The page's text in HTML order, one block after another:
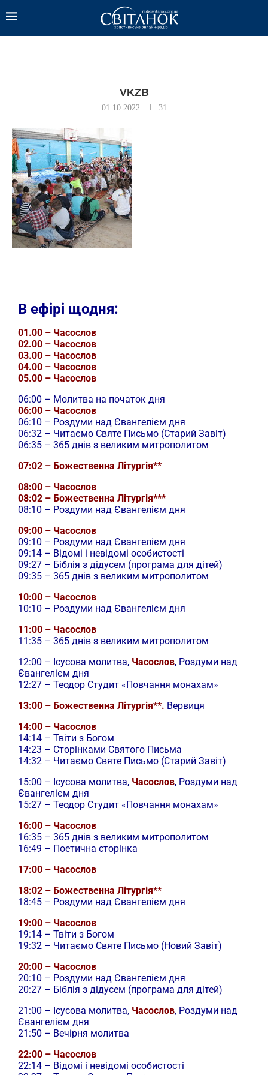
VKZB
01.10.2022 31
В ефірі щодня:
01.00 – Часослов
02.00 – Часослов
03.00 – Часослов
04.00 – Часослов
05.00 – Часослов
06:00 – Молитва на початок дня
06:00 – Часослов
06:10 – Роздуми над Євангелієм дня
06:32 – Читаємо Святе Письмо (Старий Завіт)
06:35 – 365 днів з великим митрополитом
07:02 – Божественна Літургія**
08:00 – Часослов
08:02 – Божественна Літургія***
08:10 – Роздуми над Євангелієм дня
09:00 – Часослов
09:10 – Роздуми над Євангелієм дня
09:14 – Відомі і невідомі особистості
09:27 – Біблія з дідусем (програма для дітей)
09:35 – 365 днів з великим митрополитом
10:00 – Часослов
10:10 – Роздуми над Євангелієм дня
11:00 – Часослов
11:35 – 365 днів з великим митрополитом
12:00 – Ісусова молитва, Часослов, Роздуми над
Євангелієм дня
12:27 – Теодор Студит «Повчання монахам»
13:00 – Божественна Літургія**. Вервиця
14:00 – Часослов
14:14 – Твіти з Богом
14:23 – Сторінками Святого Письма
14:32 – Читаємо Святе Письмо (Старий Завіт)
15:00 – Ісусова молитва, Часослов, Роздуми над
Євангелієм дня
15:27 – Теодор Студит «Повчання монахам»
16:00 – Часослов
16:35 – 365 днів з великим митрополитом
16:49 – Поетична сторінка
17:00 – Часослов
18:02 – Божественна Літургія**
18:45 – Роздуми над Євангелієм дня
19:00 – Часослов
19:14 – Твіти з Богом
19:32 – Читаємо Святе Письмо (Новий Завіт)
20:00 – Часослов
20:10 – Роздуми над Євангелієм дня
20:27 – Біблія з дідусем (програма для дітей)
21:00 – Ісусова молитва, Часослов, Роздуми над
Євангелієм дня
21:50 – Вечірня молитва
22:00 – Часослов
22:14 – Відомі і невідомі особистості